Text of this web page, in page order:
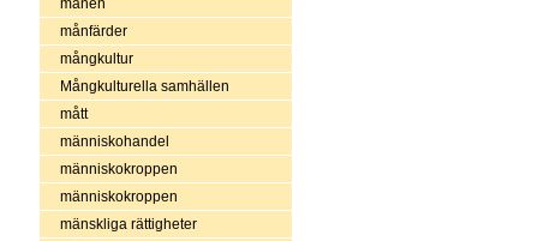
månen
månfärder
mångkultur
Mångkulturella samhällen
mått
människohandel
människokroppen
människokroppen
mänskliga rättigheter